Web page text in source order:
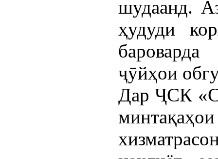
шудаанд.
ҳудуди
ҷӯйҳои
Дар ҶСК